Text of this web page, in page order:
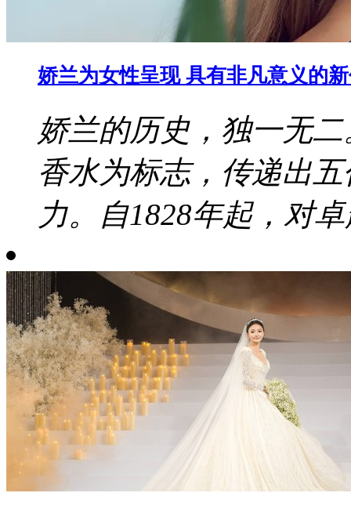
娇兰为女性呈现 具有非凡意义的
娇兰的历史，独一无
香水为标志，传递出
力。自1828年起，对